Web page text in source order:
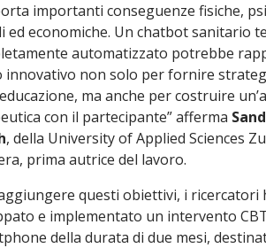
importanti conseguenze fisiche,
ed economiche. Un chatbot sanitario
automatizzato potrebbe
innovativo non solo per fornire
ma anche per costruire
con il partecipante” afferma
, della University of Applied Sciences
prima autrice del lavoro.
questi obiettivi, i ricercatori
e implementato un intervento
della durata di due mesi,